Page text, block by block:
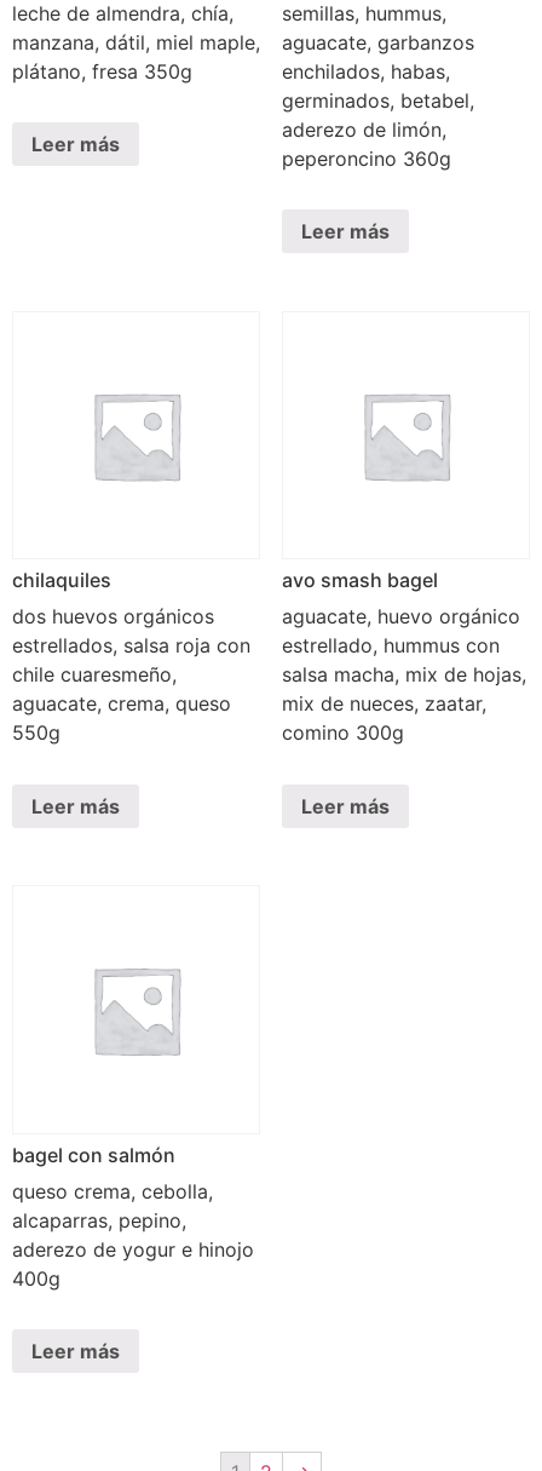
leche de almendra, chía,
manzana, dátil, miel maple,
plátano, fresa 350g
Leer más
semillas, hummus,
aguacate, garbanzos
enchilados, habas,
germinados, betabel,
aderezo de limón,
peperoncino 360g
Leer más
chilaquiles
dos huevos orgánicos
estrellados, salsa roja con
chile cuaresmeño,
aguacate, crema, queso
550g
Leer más
avo smash bagel
aguacate, huevo orgánico
estrellado, hummus con
salsa macha, mix de hojas,
mix de nueces, zaatar,
comino 300g
Leer más
bagel con salmón
queso crema, cebolla,
alcaparras, pepino,
aderezo de yogur e hinojo
400g
Leer más